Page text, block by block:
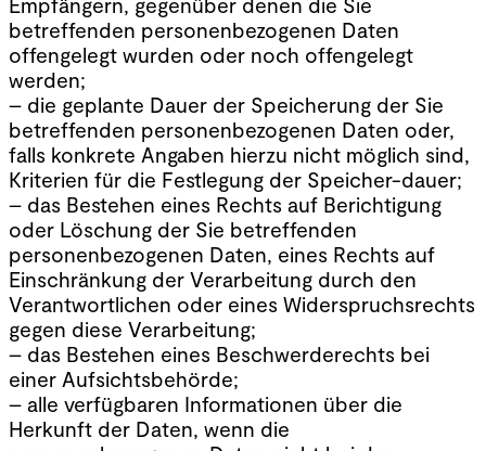
betreffenden personenbezogenen Daten
offengelegt wurden oder noch offengelegt
werden;
– die geplante Dauer der Speicherung der Sie
betreffenden personenbezogenen Daten oder,
falls konkrete Angaben hierzu nicht möglich sind,
Kriterien für die Festlegung der Speicher-dauer;
– das Bestehen eines Rechts auf Berichtigung
oder Löschung der Sie betreffenden
personenbezogenen Daten, eines Rechts auf
Einschränkung der Verarbeitung durch den
Verantwortlichen oder eines Widerspruchsrechts
gegen diese Verarbeitung;
– das Bestehen eines Beschwerderechts bei
einer Aufsichtsbehörde;
– alle verfügbaren Informationen über die
Herkunft der Daten, wenn die